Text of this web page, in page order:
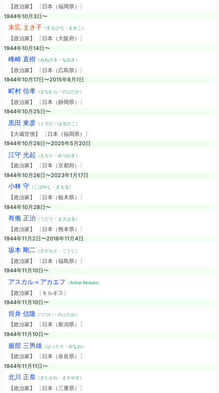
【政治家】 〔日本（福岡県）〕
1944年10月3日〜
末広 まき子（すえひろ・まきこ）
【政治家】 〔日本（大阪府）〕
1944年10月14日〜
峰崎 直樹（みねざき・なおき）
【政治家】 〔日本（広島県）〕
1944年10月17日〜2015年6月1日
町村 信孝（まちむら・のぶたか）
【政治家】 〔日本（静岡県）〕
1944年10月25日〜
黒田 東彦（くろだ・はるひこ）
【大蔵官僚】 〔日本（福岡県）〕
1944年10月26日〜2025年5月20日
江守 光起 （えもり・みつおき）
【政治家】 〔日本（京都府）〕
1944年10月26日〜2023年1月17日
小林 守 （こばやし・まもる）
【政治家】 〔日本（栃木県）〕
1944年10月28日〜
有働 正治（うどう・まさはる）
【政治家】 〔日本（熊本県）〕
1944年11月2日〜2018年11月4日
坂本 剛二 （さかもと・ごうじ）
【政治家】 〔日本（福島県）〕
1944年11月10日〜
アスカル＝アカエフ （Askar Akayev）
【政治家】 〔キルギス〕
1944年11月10日〜
筒井 信隆（つつい・のぶたか）
【政治家】 〔日本（新潟県）〕
1944年11月10日〜
服部 三男雄（はっとり・みなお）
【政治家】 〔日本（奈良県）〕
1944年11月11日〜
北川 正恭 （きたがわ・まさやす）
【政治家】 〔日本（三重県）〕